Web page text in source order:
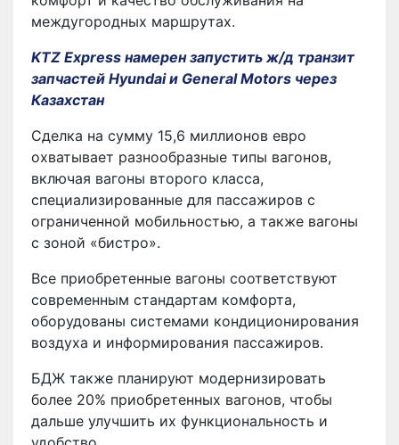
междугородных маршрутах.
KTZ Express намерен запустить ж/д транзит
запчастей Hyundai и General Motors через
Казахстан
Сделка на сумму 15,6 миллионов евро
охватывает разнообразные типы вагонов,
включая вагоны второго класса,
специализированные для пассажиров с
ограниченной мобильностью, а также вагоны
с зоной «бистро».
Все приобретенные вагоны соответствуют
современным стандартам комфорта,
оборудованы системами кондиционирования
воздуха и информирования пассажиров.
БДЖ также планируют модернизировать
более 20% приобретенных вагонов, чтобы
дальше улучшить их функциональность и